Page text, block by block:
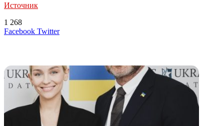
Источник
1 268
Facebook TwitterLinkedIn
Tumblr
Reddit
Вконтакте
Одноклассники
Skype
Messenger
Messenger
WhatsApp
Telegram
Viber
Line
Поделиться
Печатать